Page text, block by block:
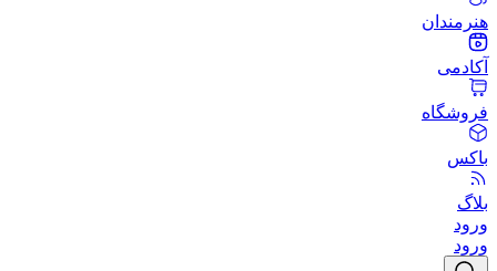
هنرمندان
آکادمی
فروشگاه
باکس
بلاگ
ورود
ورود